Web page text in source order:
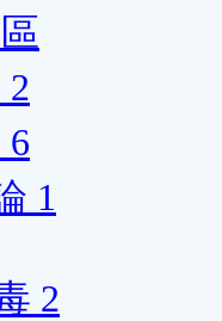
2
6
1
2